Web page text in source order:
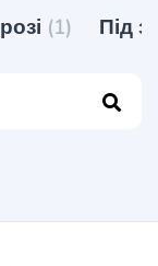
(1) Під